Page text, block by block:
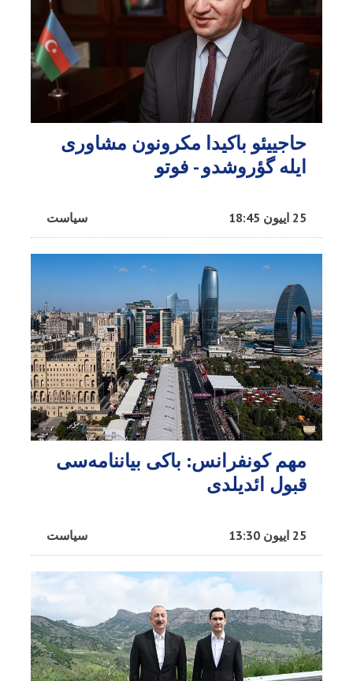
حاجییئو باکیدا مکرونون مشاوری
ایله گؤروشدو - فوتو
سیاست 25 اییون 18:45
مهم کونفرانس: باکی بیاننامه‌سی
قبول ائدیلدی
سیاست 25 اییون 13:30